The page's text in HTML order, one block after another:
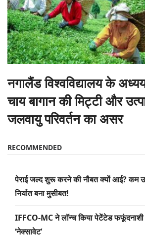
नगालैंड विश्वविद्यालय के
चाय बागान की मिट्टी और
जलवायु परिवर्तन का असर
RECOMMENDED
पेराई जल्द शुरू करने की नौबत क्यों आई? कम
निर्यात बना मुसीबत!
IFFCO-MC ने लॉन्च किया पेटेंटेड फफूंदनाशी
‘नेक्सावेट’